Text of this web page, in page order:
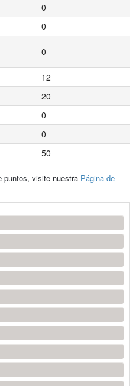
0
0
0
12
20
0
0
50
puntos, visite nuestra Página de